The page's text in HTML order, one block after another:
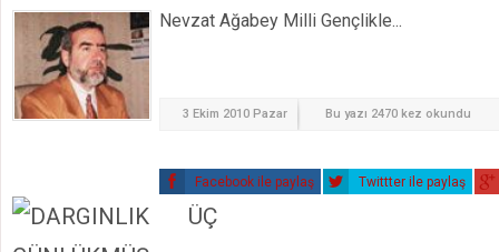
Nevzat Ağabey Milli Gençlikle...
3 Ekim 2010 Pazar Bu yazı 2470 kez okundu
Facebook ile paylaş Twittter ile paylaş